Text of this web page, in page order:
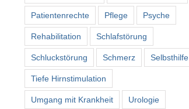
Patientenrechte Pflege Psyche
Rehabilitation Schlafstörung
Schluckstörung Schmerz Selbsthilfe
Tiefe Hirnstimulation
Umgang mit Krankheit Urologie